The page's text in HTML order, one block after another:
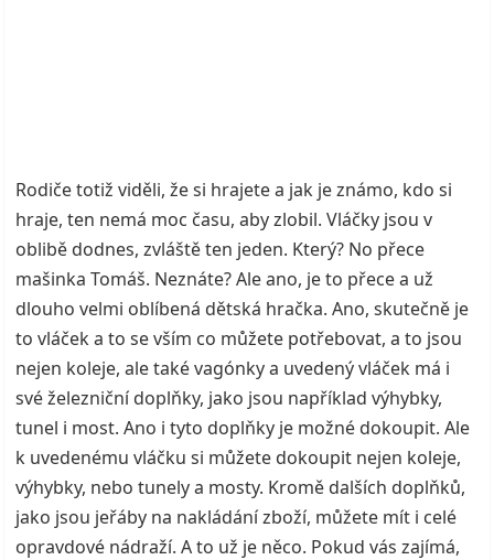
Rodiče totiž viděli, že si hrajete a jak je známo, kdo si
hraje, ten nemá moc času, aby zlobil. Vláčky jsou v
oblibě dodnes, zvláště ten jeden. Který? No přece
mašinka Tomáš. Neznáte? Ale ano, je to přece a už
dlouho velmi oblíbená dětská hračka. Ano, skutečně je
to vláček a to se vším co můžete potřebovat, a to jsou
nejen koleje, ale takévagónky a uvedený vláček má i
své železniční doplňky, jako jsou například výhybky,
tunel i most. Ano i tyto doplňky je možné dokoupit. Ale
k uvedenému vláčku si můžete dokoupit nejen koleje,
výhybky, nebo tunely a mosty. Kromě dalších doplňků,
jako jsou jeřáby na nakládání zboží, můžete mít i celé
opravdové nádraží. A to už je něco. Pokud vás zajímá,